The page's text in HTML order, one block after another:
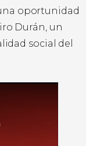
oportunidad
Durán, un
social del